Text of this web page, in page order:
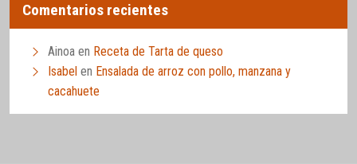
Comentarios recientes
Ainoa en Receta de Tarta de queso
Isabel en Ensalada de arroz con pollo, manzana y
cacahuete